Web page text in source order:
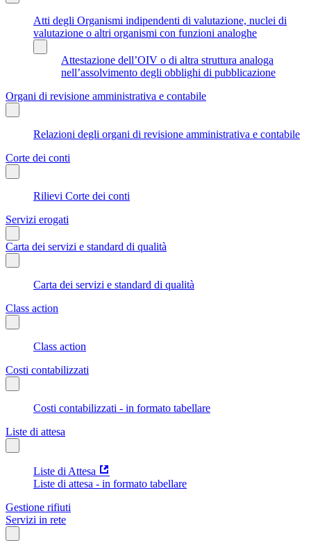
Atti degli Organismi indipendenti di valutazione, nuclei di
valutazione o altri organismi con funzioni analoghe
Attestazione dell’OIV o di altra struttura analoga
nell’assolvimento degli obblighi di pubblicazione
Organi di revisione amministrativa e contabile
Relazioni degli organi di revisione amministrativa e contabile
Corte dei conti
Rilievi Corte dei conti
Servizi erogati
Carta dei servizi e standard di qualità
Carta dei servizi e standard di qualità
Class action
Class action
Costi contabilizzati
Costi contabilizzati - in formato tabellare
Liste di attesa
Liste di Attesa
Liste di attesa - in formato tabellare
Gestione rifiuti
Servizi in rete